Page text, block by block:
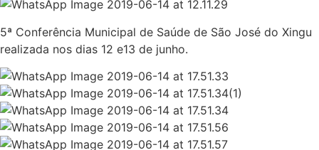
5ª Conferência Municipal de Saúde de São José do Xingu
realizada nos dias 12 e13 de junho.